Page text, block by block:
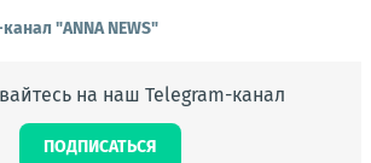
"ANNA NEWS"
на наш Telegram-канал
ПОДПИСАТЬСЯ